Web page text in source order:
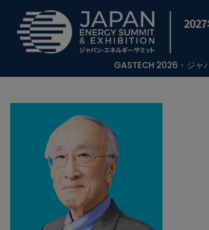
GASTECH 2026・ジャ